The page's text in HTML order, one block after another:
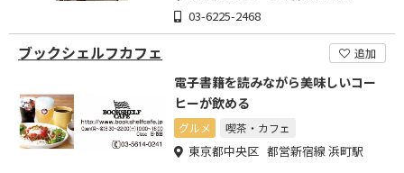
03-6225-2468
ブックシェルフカフェ 追加
電子書籍を読みながら美味しいコー
ヒーが飲める
グルメ 喫茶・カフェ
東京都中央区 都営新宿線 浜町駅